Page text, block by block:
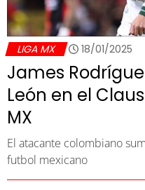
LIGA MX 18/01/2025
James
León en el
MX
El atacante colombiano
futbol mexicano